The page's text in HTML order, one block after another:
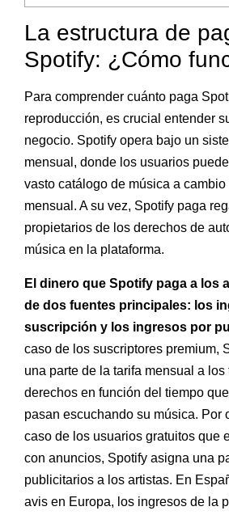
La estructura de
Spotify: ¿Cómo
Para comprender cuánto paga
reproducción, es crucial entender
negocio. Spotify opera bajo un
mensual, donde los usuarios
vasto catálogo de música a cambio
mensual. A su vez, Spotify paga
propietarios de los derechos de
música en la plataforma.
El dinero que Spotify paga a los
de dos fuentes principales: los
suscripción y los ingresos por
caso de los suscriptores premium,
una parte de la tarifa mensual a los
derechos en función del tiempo
pasan escuchando su música. Por
caso de los usuarios gratuitos que
con anuncios, Spotify asigna una
publicitarios a los artistas. En
avis en Europa, los ingresos de la